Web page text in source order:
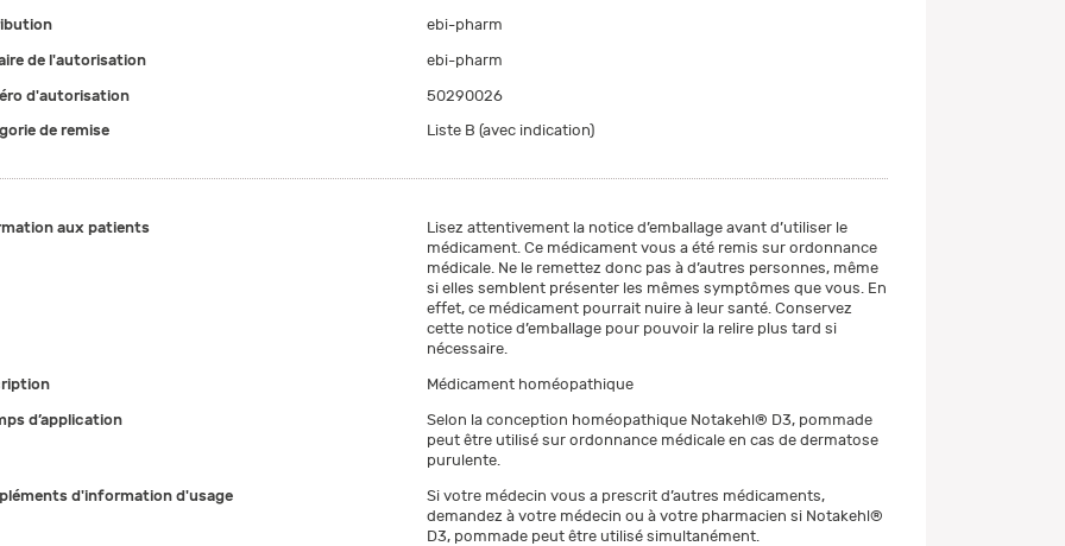
ebi-pharm
de l'autorisation
ebi-pharm
d'autorisation
50290026
de remise
Liste B (avec indication)
aux patients
Lisez attentivement la notice d’emballage avant d’utiliser le
médicament. Ce médicament vous a été remis sur ordonnance
médicale. Ne le remettez donc pas à d’autres personnes, même
si elles semblent présenter les mêmes symptômes que vous. En
effet, ce médicament pourrait nuire à leur santé. Conservez
cette notice d’emballage pour pouvoir la relire plus tard si
nécessaire.
Médicament homéopathique
d’application
Selon la conception homéopathique Notakehl® D3, pommade
peut être utilisé sur ordonnance médicale en cas de dermatose
purulente.
d'information d'usage
Si votre médecin vous a prescrit d’autres médicaments,
demandez à votre médecin ou à votre pharmacien si Notakehl®
D3, pommade peut être utilisé simultanément.